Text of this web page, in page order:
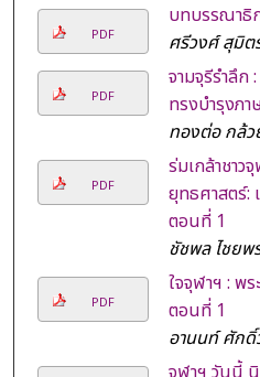
PDF
บทบรรณาธิ
ศรีวงศ์ สุมิ
PDF
จามจุรีรำลึก
ทรงบำรุงภ
ทองต่อ กล้
PDF
ร่มเกล้าชาว
ยุทธศาสตร์:
ตอนที่ 1
ชัชพล ไชยพ
PDF
ใจจุฬาฯ :
ตอนที่ 1
อานนท์ ศัก